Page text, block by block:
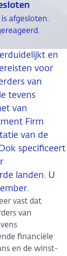
afgesloten.
en
voor
van
tevens
van
Firm
van de
specificeert
landen. U
vast dat
van
financiële
en de winst-